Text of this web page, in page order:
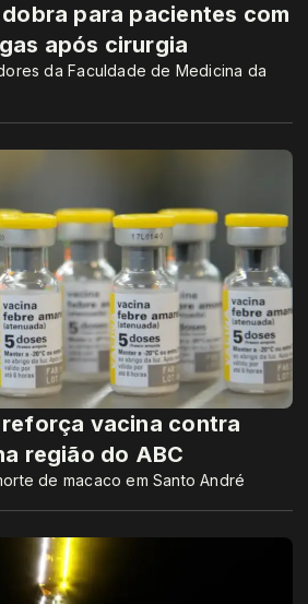
para pacientes com
após cirurgia
da Faculdade de Medicina da
reforça vacina contra
região do ABC
de macaco em Santo André